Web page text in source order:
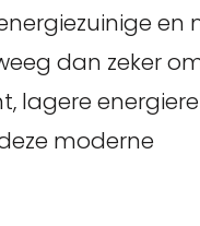
en
dan zeker
lagere
moderne